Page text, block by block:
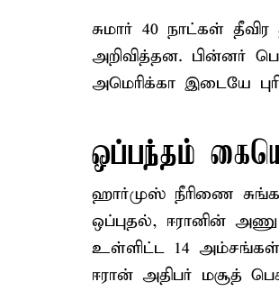
சுமார் 40 நாட்கள்
அறிவித்தன. பின்னர்
அமெரிக்கா இடையே
ஒப்பந்தம்
ஹார்முஸ் நீரிணை
ஒப்புதல், ஈரானின்
உள்ளிட்ட 14 அம்சங்கள்
ஈரான் அதிபர் மசூத்